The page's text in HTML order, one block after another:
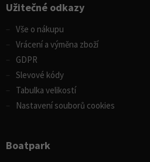
Užitečné odkazy
Vše o nákupu
Vrácení a výměna zboží
GDPR
Slevové kódy
Tabulka velikostí
Nastavení souborů cookies
Boatpark